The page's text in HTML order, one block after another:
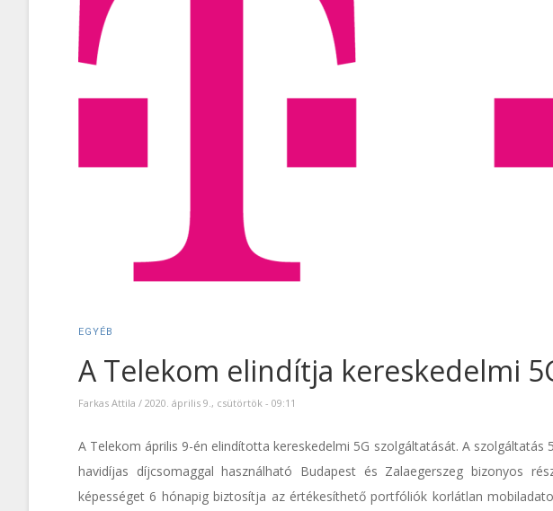
EGYÉB
A Telekom elindítja kereskedelmi
Farkas Attila / 2020. április 9., csütörtök - 09:11
A Telekom április 9-én elindította kereskedelmi 5G szolgáltatását. A szolgáltatás
havidíjas díjcsomaggal használható Budapest és Zalaegerszeg bizonyos
képességet 6 hónapig biztosítja az értékesíthető portfóliók korlátlan